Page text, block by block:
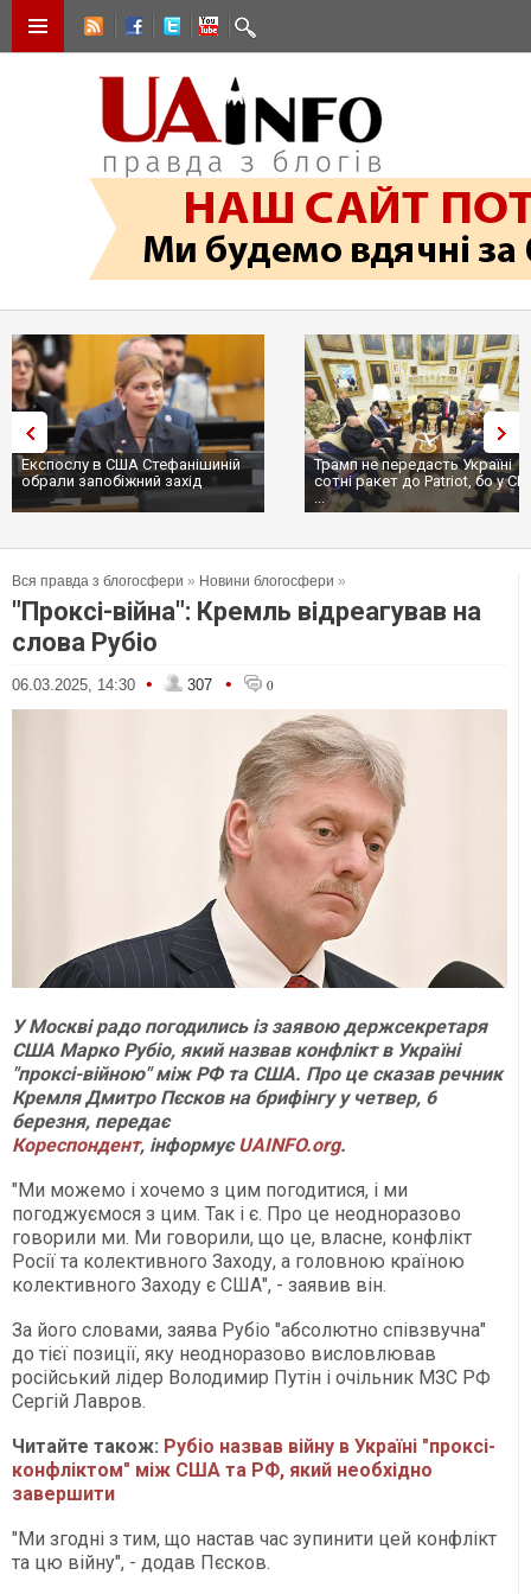
Експослу в США Стефанішиній
обрали запобіжний захід
Трамп не передасть Україні
сотні ракет до Patriot, бо у
...
Вся правда з блогосфери » Новини блогосфери »
"Проксі-війна": Кремль відреагував на
слова Рубіо
06.03.2025, 14:30 • 307 • 0
У Москві радо погодились із заявою держсекретаря
США Марко Рубіо, який назвав конфлікт в Україні
"проксі-війною" між РФ та США. Про це сказав речник
Кремля Дмитро Пєсков на брифінгу у четвер, 6
березня, передає
Кореспондент, інформуєUAINFO.org.
"Ми можемо і хочемо з цим погодитися, і ми
погоджуємося з цим. Так і є. Про це неодноразово
говорили ми. Ми говорили, що це, власне, конфлікт
Росії та колективного Заходу, а головною країною
колективного Заходу є США", - заявив він.
За його словами, заява Рубіо "абсолютно співзвучна"
до тієї позиції, яку неодноразово висловлював
російський лідер Володимир Путін і очільник МЗС РФ
Сергій Лавров.
Читайте також: Рубіо назвав війну в Україні "проксі-
конфліктом" між США та РФ, який необхідно
завершити
"Ми згодні з тим, що настав час зупинити цей конфлікт
та цю війну", - додав Пєсков.